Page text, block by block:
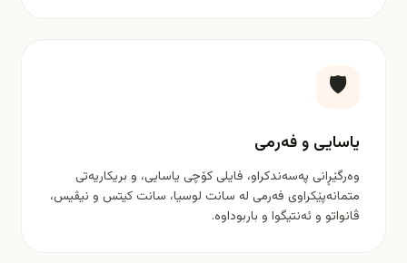
🛡️
یاسایی و فەرمی
وەرگێڕانی پەسەندکراو، فایلی کۆچی یاسایی، و بریکاریەتی
متمانەپێکراوی فەرمی لە سانت لوسیا، سانت کیتس و نیڤیس،
ڤانواتو و ئەنتیگوا و باربوداوە.